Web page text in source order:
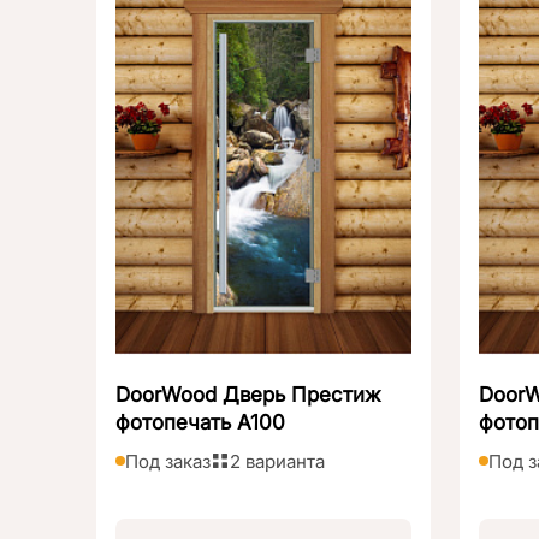
DoorWood Дверь Престиж
фотопечать А100
Под заказ 2 варианта Под